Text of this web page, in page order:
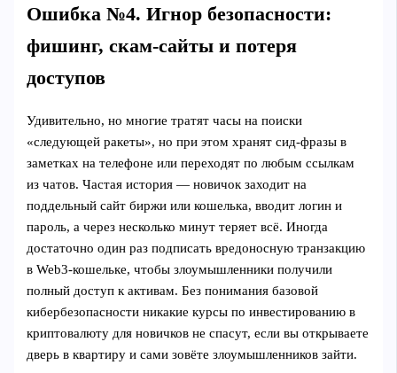
Ошибка №4. Игнор безопасности:
фишинг, скам‑сайты и потеря
доступов
Удивительно, но многие тратят часы на поиски
«следующей ракеты», но при этом хранят сид‑фразы в
заметках на телефоне или переходят по любым ссылкам
из чатов. Частая история — новичок заходит на
поддельный сайт биржи или кошелька, вводит логин и
пароль, а через несколько минут теряет всё. Иногда
достаточно один раз подписать вредоносную транзакцию
в Web3‑кошельке, чтобы злоумышленники получили
полный доступ к активам. Без понимания базовой
кибербезопасности никакие курсы по инвестированию в
криптовалюту для новичков не спасут, если вы открываете
дверь в квартиру и сами зовёте злоумышленников зайти.